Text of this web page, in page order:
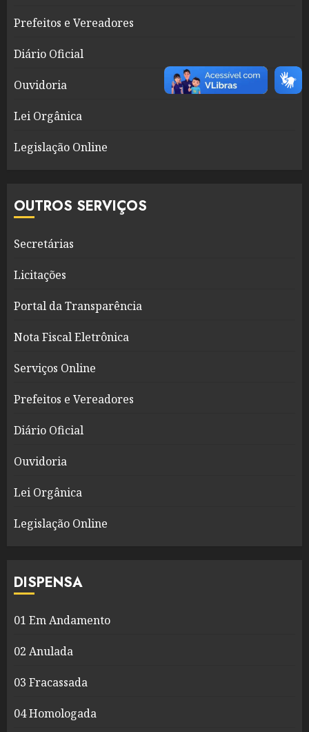
Prefeitos e Vereadores
Diário Oficial
Ouvidoria
Lei Orgânica
Legislação Online
OUTROS SERVIÇOS
Secretárias
Licitações
Portal da Transparência
Nota Fiscal Eletrônica
Serviços Online
Prefeitos e Vereadores
Diário Oficial
Ouvidoria
Lei Orgânica
Legislação Online
DISPENSA
01 Em Andamento
02 Anulada
03 Fracassada
04 Homologada